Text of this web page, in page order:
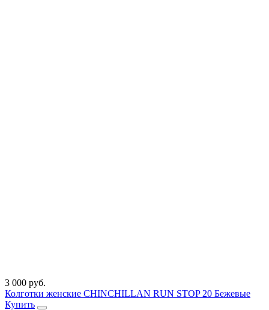
3 000 руб.
Колготки женские CHINCHILLAN RUN STOP 20 Бежевые
Купить